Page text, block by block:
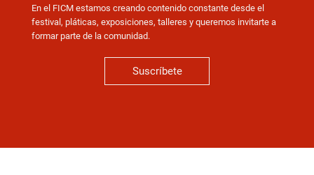
En el FICM estamos creando contenido constante desde el
festival, pláticas, exposiciones, talleres y queremos invitarte a
formar parte de la comunidad.
Suscríbete